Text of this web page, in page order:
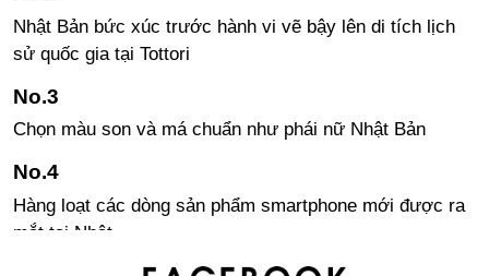
Nhật Bản bức xúc trước hành vi vẽ bậy lên di tích lịch
sử quốc gia tại Tottori
Chọn màu son và má chuẩn như phái nữ Nhật Bản
Hàng loạt các dòng sản phẩm smartphone mới được ra
mắt tại Nhật